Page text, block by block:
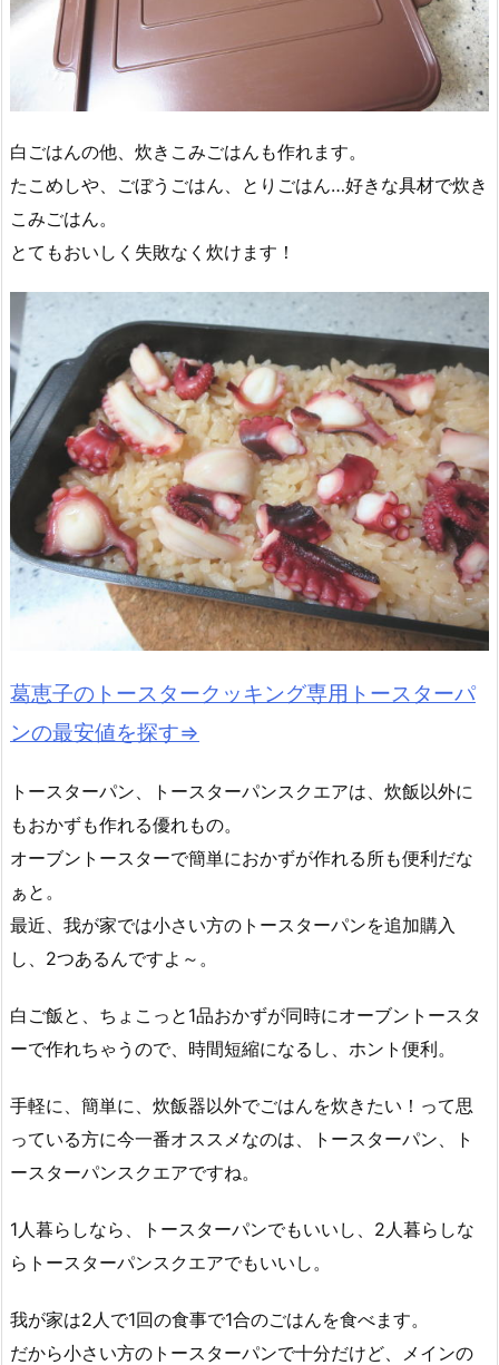
白ごはんの他、炊きこみごはんも作れます。
たこめしや、ごぼうごはん、とりごはん…好きな具材で炊き
こみごはん。
とてもおいしく失敗なく炊けます！
葛恵子のトースタークッキング専用トースターパ
ンの最安値を探す⇒
トースターパン、トースターパンスクエアは、炊飯以外に
もおかずも作れる優れもの。
オーブントースターで簡単におかずが作れる所も便利だな
ぁと。
最近、我が家では小さい方のトースターパンを追加購入
し、2つあるんですよ～。
白ご飯と、ちょこっと1品おかずが同時にオーブントースタ
ーで作れちゃうので、時間短縮になるし、ホント便利。
手軽に、簡単に、炊飯器以外でごはんを炊きたい！って思
っている方に今一番オススメなのは、トースターパン、ト
ースターパンスクエアですね。
1人暮らしなら、トースターパンでもいいし、2人暮らしな
らトースターパンスクエアでもいいし。
我が家は2人で1回の食事で1合のごはんを食べます。
だから小さい方のトースターパンで十分だけど、メインの